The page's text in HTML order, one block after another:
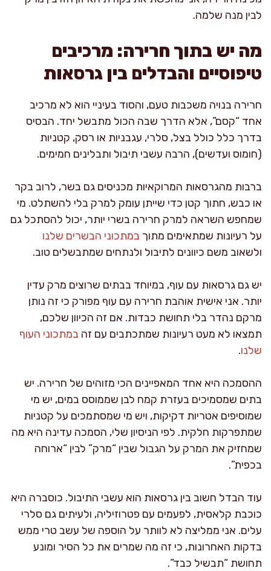
לבין מנה שלמה.
מה יש בתוך חרירה: מרכיבים
טיפוסיים והבדלים בין גרסאות
חרירה בנויה משכבות טעם, והסוד בעיניי הוא לא מרכיב
אחד “קסם”, אלא הדרך שבה הכול מתבשל יחד. הבסיס
בדרך כלל כולל בצל, סלרי, עגבניות או רסק, קטניות
(חומוס ועדשים), הרבה עשבי תיבול ותבלינים חמימים.
ברבות מהגרסאות המרוקאיות מכניסים גם בשר, לרוב בקר
או כבש, חתוך קטן כדי שייתן עומק למרק בלי להשתלט. מי
שמחפש השראה למרק חרירה בשרי יותר, יכול להסתכל גם
על רעיונות שמתאימים מתוך במתכוני הבשרים שלנו
ולשאוב משם כיוונים לתיבול ולנתחים שמתבשלים טוב.
יש גם גרסאות עם עוף, במיוחד בבתים שרוצים מרק עדין
יותר. אני אישית אוהבת חרירה עם עוף מפורק כי זה נותן
מרקם נהדר בלי תחושת כבדות. אם זה הכיוון שלכם,
תמצאו לא מעט רעיונות שמתכתבים עם זה במתכוני העוף
שלנו.
ההסמכה היא אחד המאפיינים הכי מזוהים של חרירה. יש
בתים שמסמיכים בעזרת קמח לבן שממוסס במים, יש מי
שמוסיפים אטריות דקיקות, ויש מי שמסתמכים על קטניות
שמתפרקות חלקית. לפי הניסיון שלי, הסמכה עדינה היא מה
שמחזיק את המרק על הגבול שבין “מרק” לבין “ארוחה
בכפית”.
עוד הבדל חשוב בין גרסאות הוא עשבי התיבול. כוסברה היא
כוכבת קלאסית, לפעמים עם פטרוזיליה, ולעיתים גם סלרי
עלים. אני ממליצה לא לוותר על הוספה של עשב טרי ממש
בדקות האחרונות, כי זה מה שמרים את כל הסיר ומונע
תחושת “תבשיל כבד”.